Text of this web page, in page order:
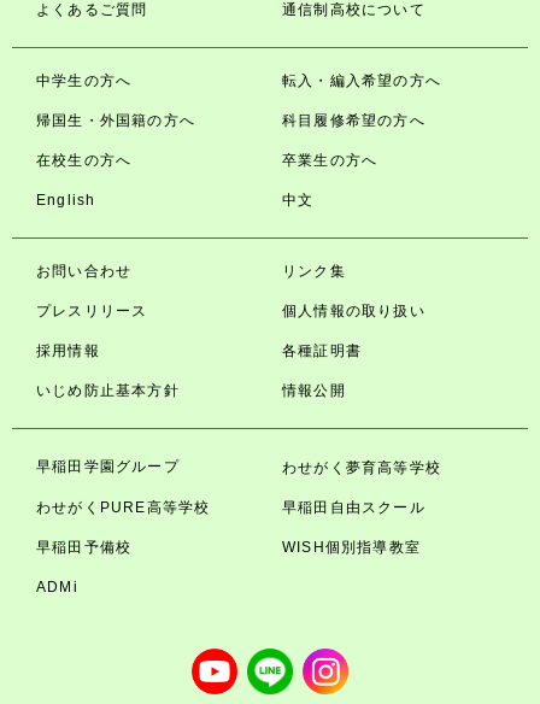
よくあるご質問 通信制高校について
中学生の方へ 転入・編入希望の方へ
帰国生・外国籍の方へ 科目履修希望の方へ
在校生の方へ 卒業生の方へ
English 中文
お問い合わせ リンク集
プレスリリース 個人情報の取り扱い
採用情報 各種証明書
いじめ防止基本方針 情報公開
早稲田学園グループ わせがく夢育高等学校
わせがくPURE高等学校 早稲田自由スクール
早稲田予備校 WISH個別指導教室
ADMi